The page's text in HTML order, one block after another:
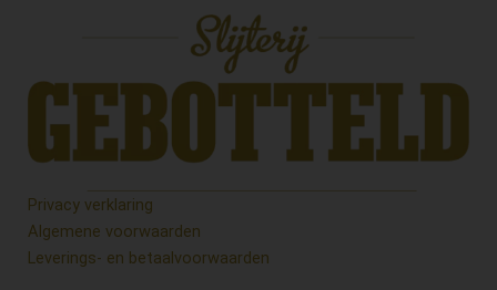
Privacy verklaring
Algemene voorwaarden
Leverings- en betaalvoorwaarden